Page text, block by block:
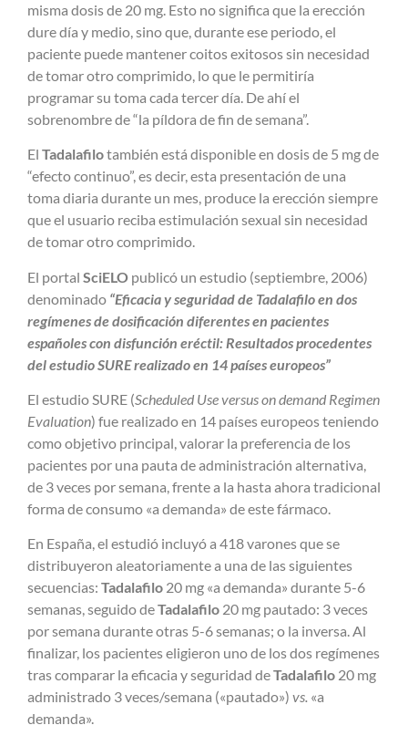
misma dosis de 20 mg. Esto no significa que la erección
dure día y medio, sino que, durante ese periodo, el
paciente puede mantener coitos exitosos sin necesidad
de tomar otro comprimido, lo que le permitiría
programar su toma cada tercer día. De ahí el
sobrenombre de “la píldora de fin de semana”.
El Tadalafilotambién está disponible en dosis de 5 mg de
“efecto continuo”, es decir, esta presentación de una
toma diaria durante un mes, produce la erección siempre
que el usuario reciba estimulación sexual sin necesidad
de tomar otro comprimido.
El portal SciELO publicó un estudio (septiembre, 2006)
denominado “Eficacia y seguridad de Tadalafilo en dos
regímenes de dosificación diferentes en pacientes
españoles con disfunción eréctil: Resultados procedentes
del estudio SURE realizado en 14 países europeos”
El estudio SURE (Scheduled Use versus on demand Regimen
Evaluation) fue realizado en 14 países europeos teniendo
como objetivo principal, valorar la preferencia de los
pacientes por una pauta de administración alternativa,
de 3 veces por semana, frente a la hasta ahora tradicional
forma de consumo «a demanda» de este fármaco.
En España, el estudió incluyó a 418 varones que se
distribuyeron aleatoriamente a una de las siguientes
secuencias: Tadalafilo 20 mg «a demanda» durante 5-6
semanas, seguido deTadalafilo 20 mg pautado: 3 veces
por semana durante otras 5-6 semanas; o la inversa. Al
finalizar, los pacientes eligieron uno de los dos regímenes
tras comparar la eficacia y seguridad deTadalafilo 20 mg
administrado 3 veces/semana («pautado») vs. «a
demanda».